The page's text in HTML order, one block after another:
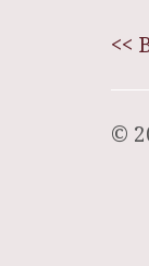
<<
©